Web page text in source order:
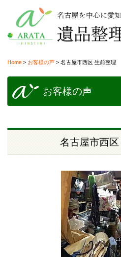
Home > お客様の声 > 名古屋市西区 生前整理
お客様の声
名古屋市西